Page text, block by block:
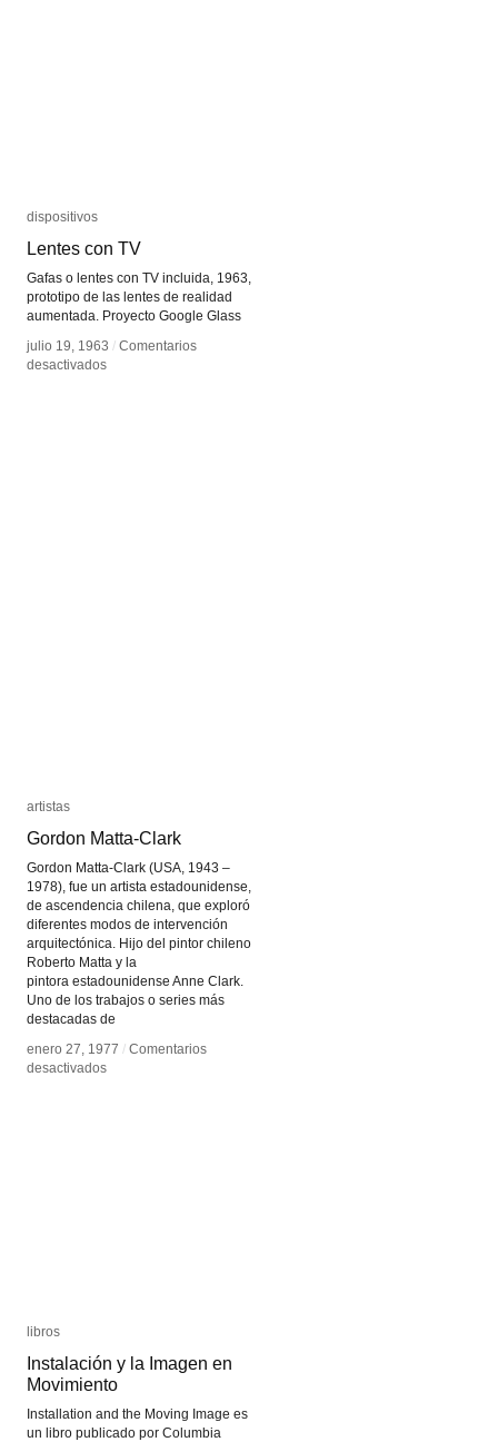
dispositivos
Lentes con TV
Gafas o lentes con TV incluida, 1963,
prototipo de las lentes de realidad
aumentada. Proyecto Google Glass
julio 19, 1963 / Comentarios
desactivadosen
dispositivos
Lentes con TV
julio 19, 1963 / Comentarios
desactivadosen
artistas
Gordon Matta-Clark
Gordon Matta-Clark (USA, 1943 –
1978), fue un artista estadounidense,
de ascendencia chilena, que exploró
diferentes modos de intervención
arquitectónica. Hijo del pintor chileno
Roberto Matta y la
pintora estadounidense Anne Clark.
Uno de los trabajos o series más
destacadas de
enero 27, 1977 / Comentarios
desactivadosen
artistas
Gordon Matta-Clark
enero 27, 1977 / Comentarios
desactivadosen
libros
Instalación y la Imagen en
Movimiento
Installation and the Moving Image es
un libro publicado por Columbia
libros
Instalación y la Imagen en
Movimiento